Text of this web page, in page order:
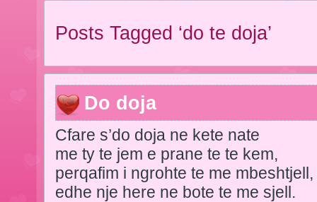
Posts Tagged ‘do te doja’
Do doja
Cfare s’do doja ne kete nate
me ty te jem e prane te te kem,
perqafim i ngrohte te me mbeshtjell,
edhe nje here ne bote te me sjell.